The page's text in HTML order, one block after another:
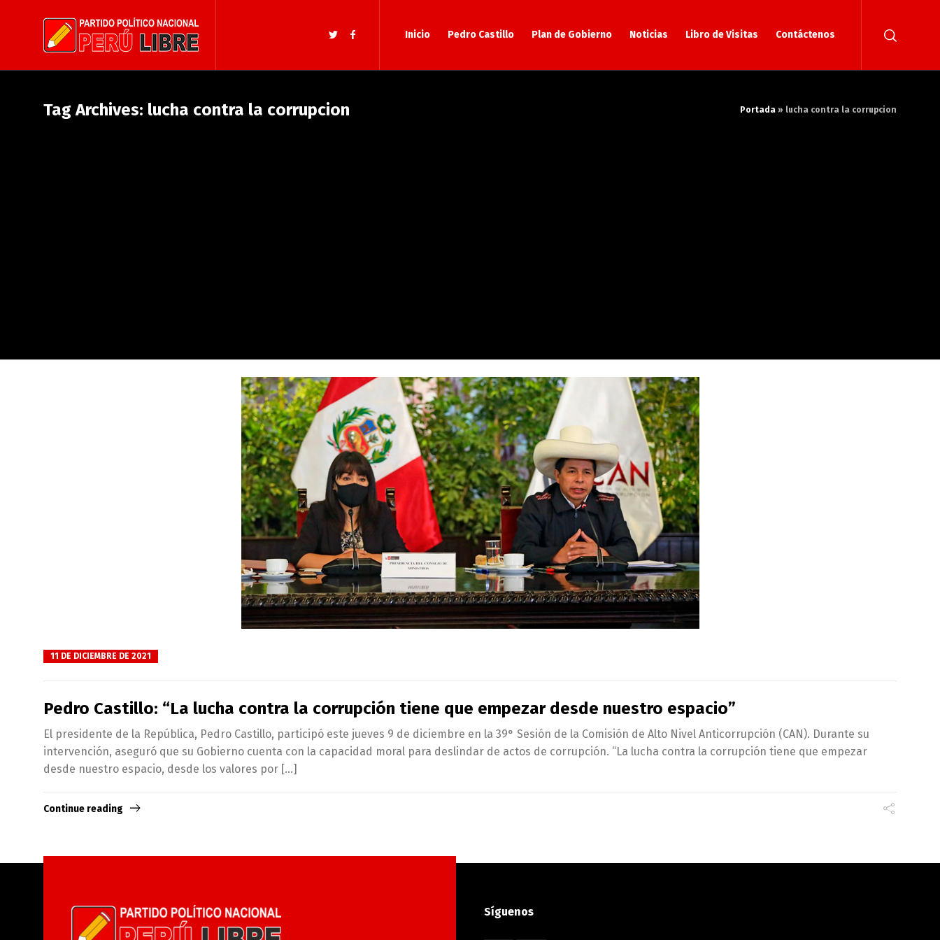
Inicio Pedro Castillo Plan de Gobierno Noticias Libro de Visitas Contáctenos
Tag Archives: lucha contra la corrupcion Portada » lucha contra la corrupcion
11 DE DICIEMBRE DE 2021
Pedro Castillo: “La lucha contra la corrupción tiene que empezar desde nuestro espacio”
El presidente de la República, Pedro Castillo, participó este jueves 9 de diciembre en la 39° Sesión de la Comisión de Alto Nivel Anticorrupción (CAN). Durante su
intervención, aseguró que su Gobierno cuenta con la capacidad moral para deslindar de actos de corrupción. “La lucha contra la corrupción tiene que empezar
desde nuestro espacio, desde los valores por […]
Continue reading
Síguenos